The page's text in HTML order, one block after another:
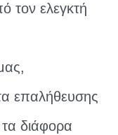
τον ελεγκτή
επαλήθευσης
διάφορα